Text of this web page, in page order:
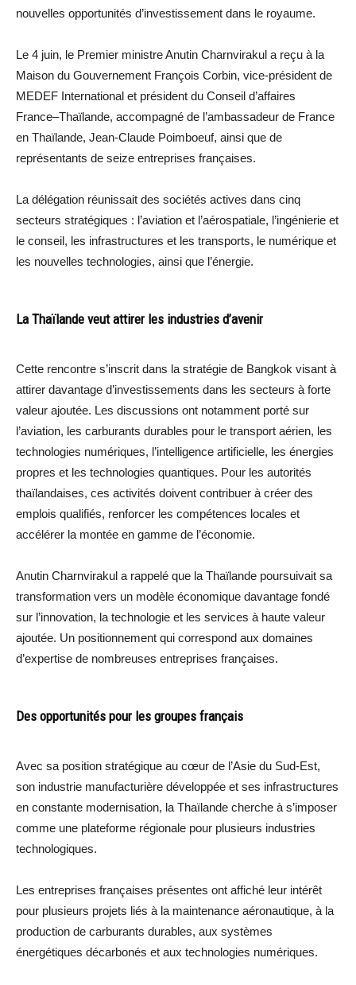
nouvelles opportunités d’investissement dans le royaume.
Le 4 juin, le Premier ministre Anutin Charnvirakul a reçu à la
Maison du Gouvernement François Corbin, vice-président de
MEDEF International et président du Conseil d’affaires
France–Thaïlande, accompagné de l’ambassadeur de France
en Thaïlande, Jean-Claude Poimboeuf, ainsi que de
représentants de seize entreprises françaises.
La délégation réunissait des sociétés actives dans cinq
secteurs stratégiques : l’aviation et l’aérospatiale, l’ingénierie et
le conseil, les infrastructures et les transports, le numérique et
les nouvelles technologies, ainsi que l’énergie.
La Thaïlande veut attirer les industries d’avenir
Cette rencontre s’inscrit dans la stratégie de Bangkok visant à
attirer davantage d’investissements dans les secteurs à forte
valeur ajoutée. Les discussions ont notamment porté sur
l’aviation, les carburants durables pour le transport aérien, les
technologies numériques, l’intelligence artificielle, les énergies
propres et les technologies quantiques. Pour les autorités
thaïlandaises, ces activités doivent contribuer à créer des
emplois qualifiés, renforcer les compétences locales et
accélérer la montée en gamme de l’économie.
Anutin Charnvirakul a rappelé que la Thaïlande poursuivait sa
transformation vers un modèle économique davantage fondé
sur l’innovation, la technologie et les services à haute valeur
ajoutée. Un positionnement qui correspond aux domaines
d’expertise de nombreuses entreprises françaises.
Des opportunités pour les groupes français
Avec sa position stratégique au cœur de l’Asie du Sud-Est,
son industrie manufacturière développée et ses infrastructures
en constante modernisation, la Thaïlande cherche à s’imposer
comme une plateforme régionale pour plusieurs industries
technologiques.
Les entreprises françaises présentes ont affiché leur intérêt
pour plusieurs projets liés à la maintenance aéronautique, à la
production de carburants durables, aux systèmes
énergétiques décarbonés et aux technologies numériques.